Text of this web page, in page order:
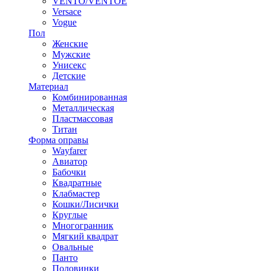
Versace
Vogue
Пол
Женские
Мужские
Унисекс
Детские
Материал
Комбинированная
Металлическая
Пластмассовая
Титан
Форма оправы
Wayfarer
Авиатор
Бабочки
Квадратные
Клабмастер
Кошки/Лисички
Круглые
Многогранник
Мягкий квадрат
Овальные
Панто
Половинки